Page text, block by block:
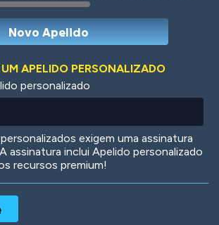
Jungle Cats
UM APELIDO PERSONALIZADO
personalizado
exigem uma assinatura
assinatura inclui Apelido personalizado
recursos premium!